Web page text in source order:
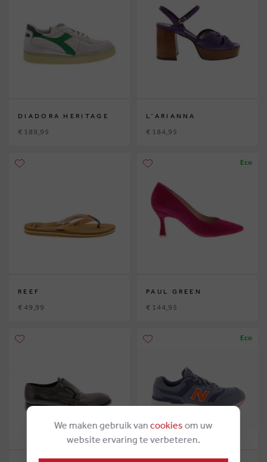
DIADORA HERITAGE
€ 189,95
L'ARIANNA
€ 184,95
REEF
€ 49,99
Eco
PAUL GREEN
€ 144,95
Eco
We maken gebruik van cookies om uw
website ervaring te verbeteren.